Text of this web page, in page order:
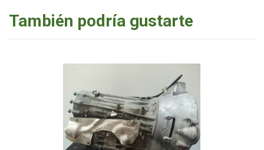
También podría gustarte